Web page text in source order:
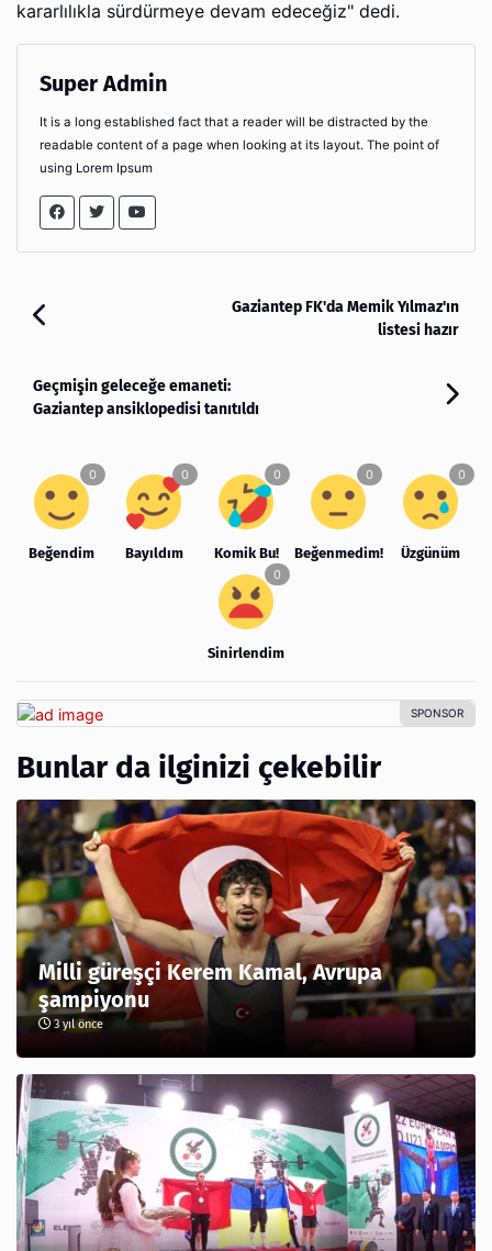
kararlılıkla sürdürmeye devam edeceğiz" dedi.
Super Admin
It is a long established fact that a reader will be distracted by the
readable content of a page when looking at its layout. The point of
using Lorem Ipsum
Gaziantep FK'da Memik Yılmaz'ın
listesi hazır
Geçmişin geleceğe emaneti:
Gaziantep ansiklopedisi tanıtıldı
Beğendim Bayıldım Komik Bu! Beğenmedim! Üzgünüm
Sinirlendim
Bunlar da ilginizi çekebilir
Milli güreşçi Kerem Kamal, Avrupa
şampiyonu
3 yıl önce